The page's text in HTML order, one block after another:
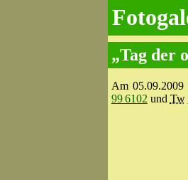
„Tag der
Am 05.09.2009
99 6102 und Tw